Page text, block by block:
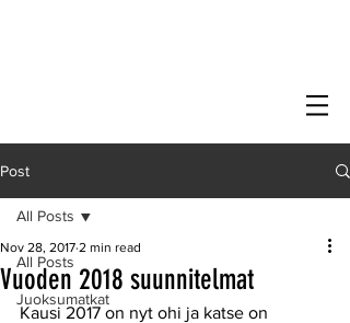
Post
All Posts
Juoksumatkat
All Posts
Vuoden 2018 suunnitelmat
Nov 28, 2017 2 min read
Kausi 2017 on nyt ohi ja katse on